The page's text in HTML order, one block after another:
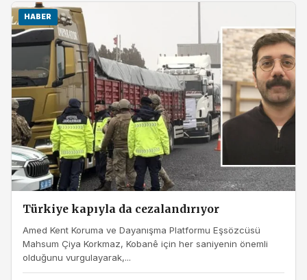
HABER
Türkiye kapıyla da cezalandırıyor
Amed Kent Koruma ve Dayanışma Platformu Eşsözcüsü
Mahsum Çiya Korkmaz, Kobanê için her saniyenin önemli
olduğunu vurgulayarak,...